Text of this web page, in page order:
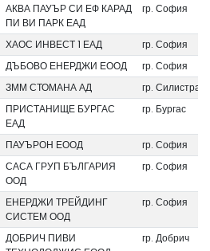
АКВА ПАУЪР СИ ЕФ КАРАД
ПИ ВИ ПАРК ЕАД
гр. София
ХАОС ИНВЕСТ 1 ЕАД
гр. София
ДЪБОВО ЕНЕРДЖИ ЕООД
гр. София
ЗММ СТОМАНА АД
гр. Силистра
ПРИСТАНИЩЕ БУРГАС
ЕАД
гр. Бургас
ПАУЪРОН ЕООД
гр. София
САСА ГРУП БЪЛГАРИЯ
ООД
гр. София
ЕНЕРДЖИ ТРЕЙДИНГ
СИСТЕМ ООД
гр. София
ДОБРИЧ ПИВИ
гр. Добрич